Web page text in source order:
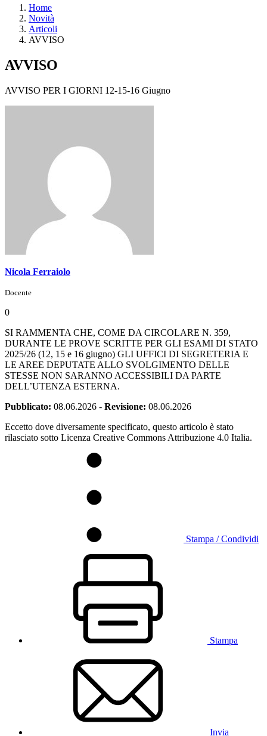
Home
Novità
Articoli
AVVISO
AVVISO
AVVISO PER I GIORNI 12-15-16 Giugno
Nicola Ferraiolo
Docente
0
SI RAMMENTA CHE, COME DA CIRCOLARE N. 359,
DURANTE LE PROVE SCRITTE PER GLI ESAMI DI STATO
2025/26 (12, 15 e 16 giugno) GLI UFFICI DI SEGRETERIA E
LE AREE DEPUTATE ALLO SVOLGIMENTO DELLE
STESSE NON SARANNO ACCESSIBILI DA PARTE
DELL’UTENZA ESTERNA.
Pubblicato: 08.06.2026 - Revisione: 08.06.2026
Eccetto dove diversamente specificato, questo articolo è stato
rilasciato sotto Licenza Creative Commons Attribuzione 4.0 Italia.
Stampa / Condividi
Stampa
Invia